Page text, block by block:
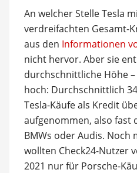
An welcher Stelle Tesla
verdreifachten Gesamt-
aus den Informationen
nicht hervor. Aber sie
durchschnittliche Höhe
hoch: Durchschnittlich
Tesla-Käufe als Kredit
aufgenommen, also fast
BMWs oder Audis. Noch
wollten Check24-Nutzer
2021 nur für Porsche-